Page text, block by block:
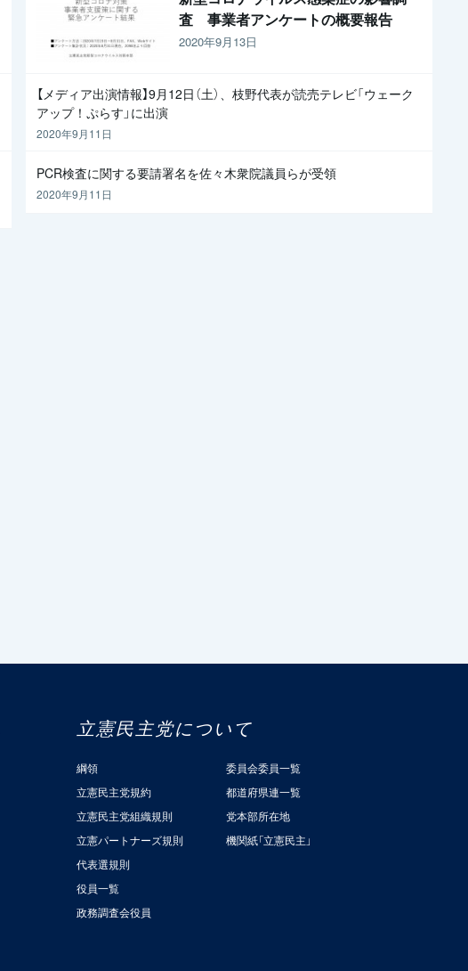
査 事業者アンケートの概要報告
2020年9月13日
【メディア出演情報】9月12日（土）、枝野代表が読売テレビ「ウェーク
アップ！ぷらす」に出演
2020年9月11日
PCR検査に関する要請署名を佐々木衆院議員らが受領
2020年9月11日
立憲民主党について
綱領
立憲民主党規約
立憲民主党組織規則
立憲パートナーズ規則
代表選規則
役員一覧
政務調査会役員
委員会委員一覧
都道府県連一覧
党本部所在地
機関紙「立憲民主」